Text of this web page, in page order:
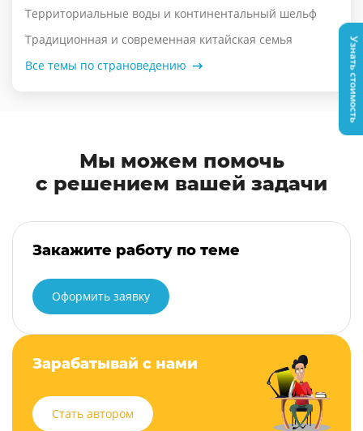
Территориальные воды и континентальный шельф
Традиционная и современная китайская семья
Все темы по страноведению
Мы можем помочь
с решением вашей задачи
Закажите работу по теме
Оформить заявку
Зарабатывай с нами
Стать автором
Узнать стоимость